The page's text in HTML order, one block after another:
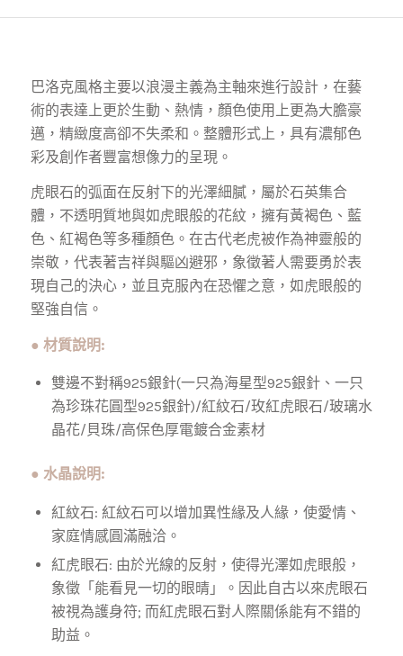
巴洛克風格主要以浪漫主義為主軸來進行設計，在藝
術的表達上更於生動、熱情，顏色使用上更為大膽豪
邁，精緻度高卻不失柔和。整體形式上，具有濃郁色
彩及創作者豐富想像力的呈現。
虎眼石的弧面在反射下的光澤細膩，屬於石英集合
體，不透明質地與如虎眼般的花紋，擁有黃褐色、藍
色、紅褐色等多種顏色。在古代老虎被作為神靈般的
崇敬，代表著吉祥與驅凶避邪，象徵著人需要勇於表
現自己的決心，並且克服內在恐懼之意，如虎眼般的
堅強自信。
● 材質說明:
雙邊不對稱925銀針(一只為海星型925銀針、一只
為珍珠花圓型925銀針)/紅紋石/玫紅虎眼石/玻璃水
晶花/貝珠/高保色厚電鍍合金素材
● 水晶說明:
紅紋石: 紅紋石可以增加異性緣及人緣，使愛情、
家庭情感圓滿融洽。
紅虎眼石: 由於光線的反射，使得光澤如虎眼般，
象徵「能看見一切的眼晴」。因此自古以來虎眼石
被視為護身符; 而紅虎眼石對人際關係能有不錯的
助益。